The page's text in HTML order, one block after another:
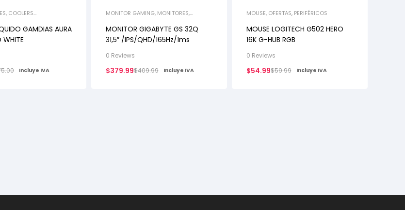
, COOLERS
GAMDIAS AURA
Incluye IVA
MONITOR GAMING, MONITORES,
MONITOR GIGABYTE GS 32Q
31,5″ /IPS/QHD/165Hz/1ms
0 Reviews
$409.99
$379.99 Incluye IVA
MOUSE, OFERTAS, PERIFÉRICOS
MOUSE LOGITECH G502 HERO
16K G-HUB RGB
0 Reviews
$59.99
$54.99 Incluye IVA